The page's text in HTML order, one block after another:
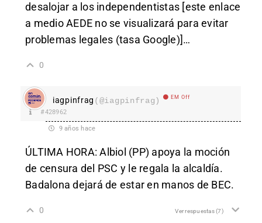
desalojar a los independentistas [este enlace
a medio AEDE no se visualizará para evitar
problemas legales (tasa Google)]…
0
iagpinfrag (@iagpinfrag) EM Off
#428962
9 años hace
ÚLTIMA HORA: Albiol (PP) apoya la moción
de censura del PSC y le regala la alcaldía.
Badalona dejará de estar en manos de BEC.
0 Ver respuestas(7)